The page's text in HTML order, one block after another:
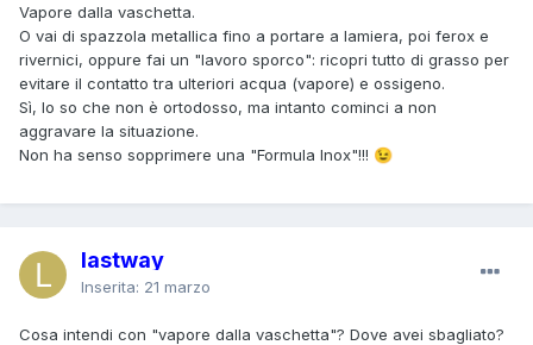
Vapore dalla vaschetta.
O vai di spazzola metallica fino a portare a lamiera, poi ferox e
rivernici, oppure fai un "lavoro sporco": ricopri tutto di grasso per
evitare il contatto tra ulteriori acqua (vapore) e ossigeno.
Sì, lo so che non è ortodosso, ma intanto cominci a non
aggravare la situazione.
Non ha senso sopprimere una "Formula Inox"!!! 😉
lastway
Inserita: 21 marzo
Cosa intendi con "vapore dalla vaschetta"? Dove avei sbagliato?